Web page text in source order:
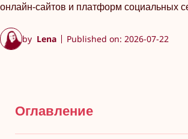
онлайн-сайтов и платформ социальных
by Lena Published on: 2026-07-22
Оглавление